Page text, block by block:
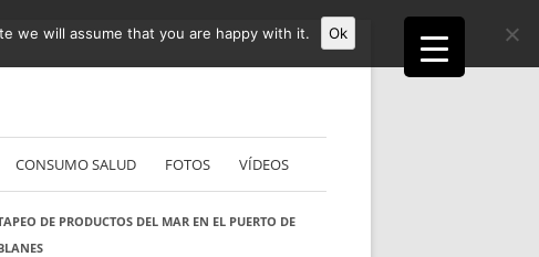
CONSUMO SALUD FOTOS VÍDEOS
DE PRODUCTOS DEL MAR EN EL PUERTO DE
we will assume that you are happy with it. Ok